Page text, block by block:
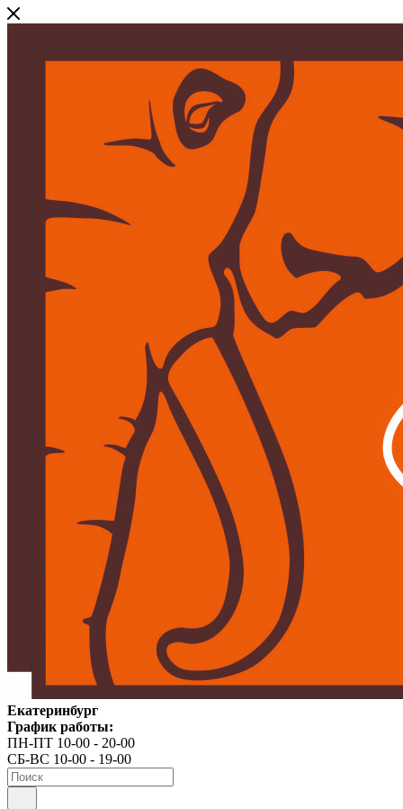
Екатеринбург
График работы:
ПН-ПТ 10-00 - 20-00
СБ-ВС 10-00 - 19-00